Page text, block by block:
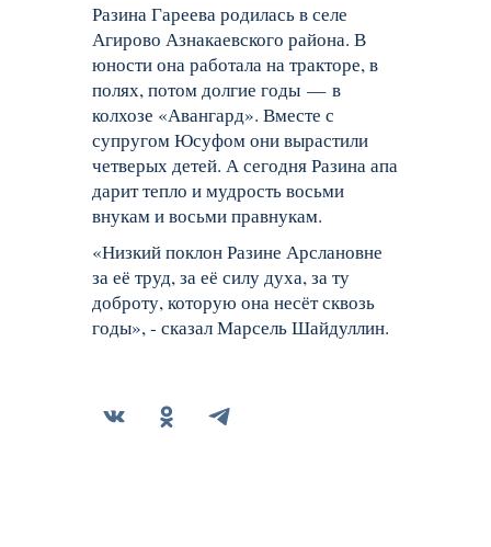
Разина Гареева родилась в селе
Агирово Азнакаевского района. В
юности она работала на тракторе, в
полях, потом долгие годы — в
колхозе «Авангард». Вместе с
супругом Юсуфом они вырастили
четверых детей. А сегодня Разина апа
дарит тепло и мудрость восьми
внукам и восьми правнукам.
«Низкий поклон Разине Арслановне
за её труд, за её силу духа, за ту
доброту, которую она несёт сквозь
годы», - сказал Марсель Шайдуллин.